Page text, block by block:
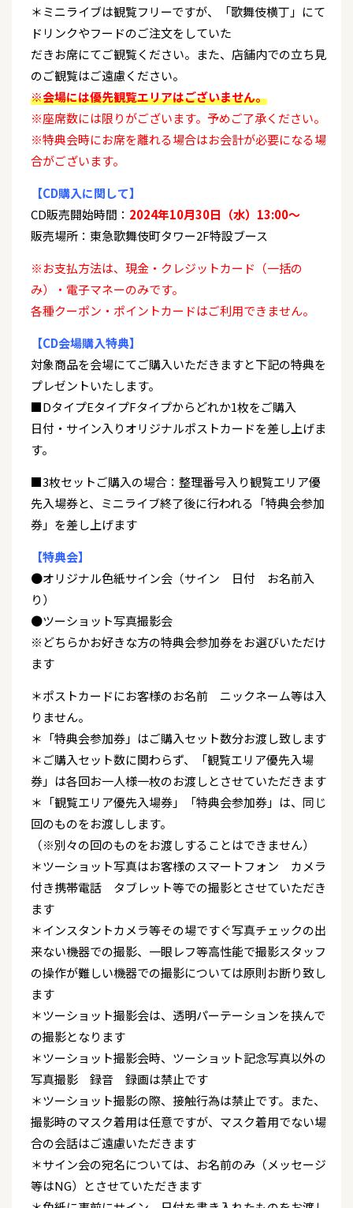
＊ミニライブは観覧フリーですが、「歌舞伎横丁」にて
ドリンクやフードのご注文をしていた
だきお席にてご観覧ください。また、店舗内での立ち見
のご観覧はご遠慮ください。
※会場には優先観覧エリアはございません。
※座席数には限りがございます。予めご了承ください。
※特典会時にお席を離れる場合はお会計が必要になる場
合がございます。
【CD購入に関して】
CD販売開始時間： 2024年10月30日（水）13:00～
販売場所：東急歌舞伎町タワー2F特設ブース
※お支払方法は、現金・クレジットカード（一括の
み）・電子マネーのみです。
各種クーポン・ポイントカードはご利用できません。
【CD会場購入特典】
対象商品を会場にてご購入いただきますと下記の特典を
プレゼントいたします。
■DタイプEタイプFタイプからどれか1枚をご購入
日付・サイン入りオリジナルポストカードを差し上げま
す。
■3枚セットご購入の場合：整理番号入り観覧エリア優
先入場券と、ミニライブ終了後に行われる「特典会参加
券」を差し上げます
【特典会】
●オリジナル色紙サイン会（サイン 日付 お名前入
り）
●ツーショット写真撮影会
※どちらかお好きな方の特典会参加券をお選びいただけ
ます
＊ポストカードにお客様のお名前 ニックネーム等は入
りません。
＊「特典会参加券」はご購入セット数分お渡し致します
＊ご購入セット数に関わらず、「観覧エリア優先入場
券」は各回お一人様一枚のお渡しとさせていただきます
＊「観覧エリア優先入場券」「特典会参加券」は、同じ
回のものをお渡しします。
（※別々の回のものをお渡しすることはできません）
＊ツーショット写真はお客様のスマートフォン カメラ
付き携帯電話 タブレット等での撮影とさせていただき
ます
＊インスタントカメラ等その場ですぐ写真チェックの出
来ない機器での撮影、一眼レフ等高性能で撮影スタッフ
の操作が難しい機器での撮影については原則お断り致し
ます
＊ツーショット撮影会は、透明パーテーションを挟んで
の撮影となります
＊ツーショット撮影会時、ツーショット記念写真以外の
写真撮影 録音 録画は禁止です
＊ツーショット撮影の際、接触行為は禁止です。また、
撮影時のマスク着用は任意ですが、マスク着用でない場
合の会話はご遠慮いただきます
＊サイン会の宛名については、お名前のみ（メッセージ
等はNG）とさせていただきます